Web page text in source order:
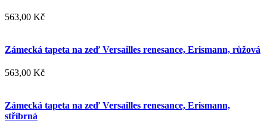
563,00 Kč
Zámecká tapeta na zeď Versailles renesance, Erismann, růžová
563,00 Kč
Zámecká tapeta na zeď Versailles renesance, Erismann,
stříbrná